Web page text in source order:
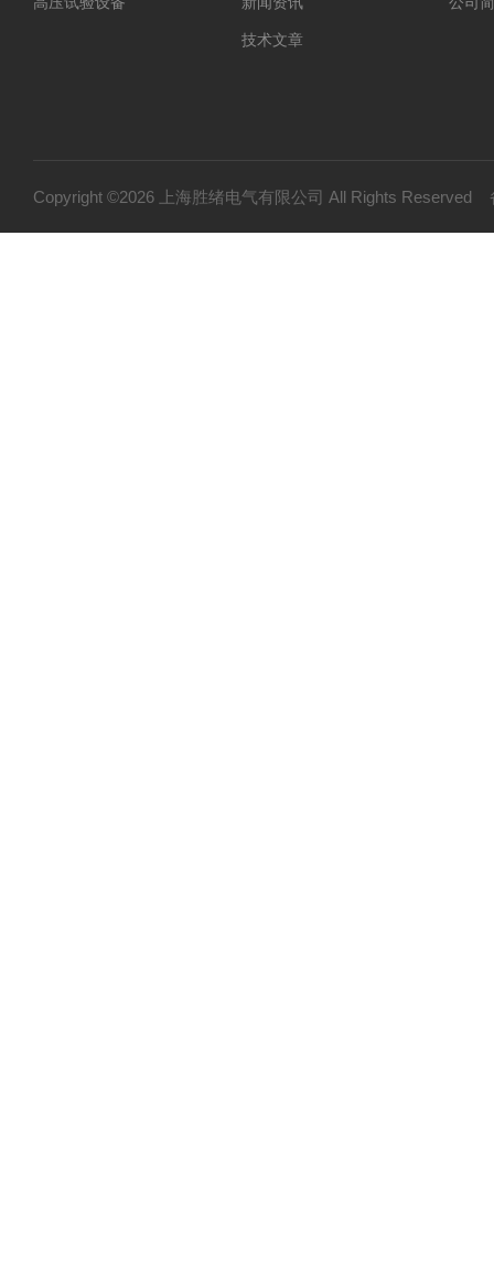
技术文章
Copyright ©2026 上海胜绪电气有限公司 All Rights Reserved